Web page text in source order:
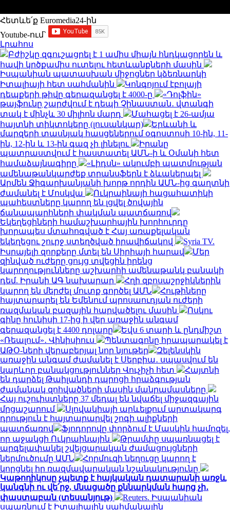
Հետևե՛ք Euromedia24-ին
Youtube-ում`
Լրահոս
Բժիշկը զգուշացրել է 1 ամիս միայն հնդկացորեն և
հավի կրծքամիս ուտելու հետևանքների մասին
Իսպանիան պատասխան միջոցներ կձեռնարկի
Իտալիայի հետ սահմանին
Կոնգոյում էբոլայի
դեպքերի թիվը գերազանցել է 4000-ը
«Դոլֆին»
թայֆունը շարժվում է դեպի Չինաստան․ վտանգի
տակ է մինչև 30 միլիոն մարդ
Մահացել է 26-ամյա
հայտնի տիկտոկերը (լուսանկար)
Երևանի և
մարզերի տասնյակ հասցեներում օգոստոսի 10-ին, 11-
ին, 12-ին և 13-ին գազ չի լինելու
Իրանը
պատրաստվում է հաստատել ԱՄՆ-ի և Օմանի հետ
համաձայնագիրը
«Լիդսն» ակումբի պատմության
ամենաթանկարժեք տրանսֆերն է ձևակերպել
Արմեն Ջիգարխանյանի խորթ որդին ԱՄՆ-ից գաղտնի
ժամանել է Մոսկվա
Ուկրաինայի հացահատիկի
պահեստները կարող են լցվել ծովային
ճանապարհների փակման պատճառով
Եկեղեցիների համաշխարհային խորհուրդը
խորապես մտահոգված է Հայ առաքելական
եկեղեցու շուրջ ստեղծված իրավիճակով
Syria TV.
Իսրայելի զորքերը մտել են Սիրիայի հարավ
Մեր
զինված ուժերը ցույց տվեցին իրենց
կարողությունները աշխարհի ամենաթանկ բանակի
դեմ. Իրանի ԱԳ նախարար
Հղի զբոսաշրջիկներին
կարող են մերժել մուտք գործել ԱՄՆ
Հութիները
հայտարարել են Եմենում պրոսաուդյան ուժերի
ռազմական բազային հարվածելու մասին
Ոսկու
գինը հունիսի 17-ից ի վեր առաջին անգամ
գերազանցել է 4400 դոլարը
Եվս 6 տարի և ընդմիշտ
«Ռեալում»․ Վինիսիուս
Պենտագոնը հրապարակել է
ԱԹՕ-ների վերաբերյալ նոր նյութեր
Զելենսկին
առաջին անգամ ժամանել է Սերբիա․ սպասվում են
կարևոր բանակցություններ Վուչիչի հետ
Հայտնի
են դարձել Թաիլանդի դպրոցի հրաձգության
ժամանակ զոհվածների մասին մանրամասները
Հայ ուշուիստները 37 մեդալ են նվաճել միջազգային
մրցաշարում
Սլովակիայի արևելքում արտակարգ
դրություն է հայտարարվել շոգի ալիքների
պատճառով
Ֆյոդորովը փորձում է Մասկին համոզել,
որ աջակցի Ուկրաինային
Թրամփը սպառնացել է
արգելափակել շվեյցարական ժամացույցների
ներմուծումը ԱՄՆ
Հորմուզի նեղուցը կարող է
կորցնել իր ռազմավարական նշանակությունը
Կաթողիկոսը չպետք է հայկական դատարանի առջև
կանգնի ու վե՛րջ, մնացածը քննարկման հարց չի․
փաստաբան (տեսանյութ)
Reuters. Իսպանիան
սպառնում է Իտալիային սահմանային